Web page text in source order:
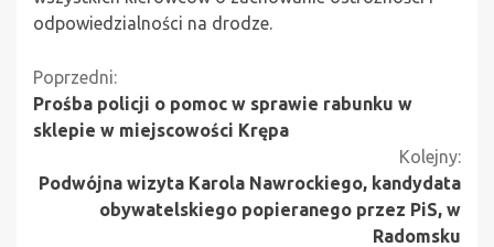
odpowiedzialności na drodze.
Kontynuuj
czytanie
Poprzedni:
Prośba policji o pomoc w sprawie rabunku w
sklepie w miejscowości Krępa
Kolejny:
Podwójna wizyta Karola Nawrockiego, kandydata
obywatelskiego popieranego przez PiS, w
Radomsku